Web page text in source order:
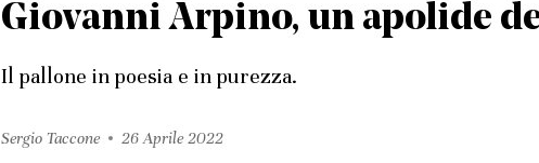
Giovanni Arpino, un apolide
Il pallone in poesia e in purezza.
Sergio Taccone 26 Aprile 2022